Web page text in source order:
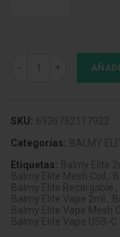
Balmy Elite Kit Cola
SKU: 6936752117922
Categorías: BALMY
Etiquetas: Balmy Elite
Balmy Elite Mesh Coil ,
Balmy Elite Recargable ,
Balmy Elite Vape 2ml ,
Balmy Elite Vape Mesh
Balmy Elite Vape USB-C